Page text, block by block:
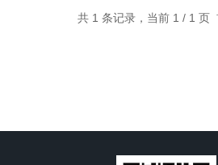
共 1 条记录，当前 1 / 1